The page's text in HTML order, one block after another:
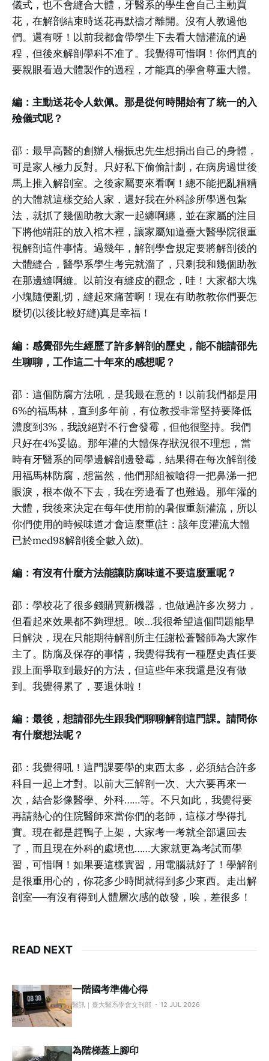
儀式，也不會縫合大體，牙醫系的學生會自己主動買
花，在解剖結束時送花再默禱才離開。沒有人教過他
們。還有呀！以前我都會帶學生下去看大體灌流的過
程，但後來解剖學科不准了。我覺得可惜啊！你們真的
要親眼看過大體製作的過程，才能真的學會尊重大體。
編：主動送花令人欽佩。那是從何時開始有了統一的入
殮儀式呢？
邵：最早高醫的創辦人楊振忠先生想捐出自己的身體，
可是家人極力反對。只好私下偷偷計劃，在病房過世後
馬上推入解剖室。之後家屬要來看啊！總不能把亂糟糟
的大體就這樣交給人家，還好我在外科診所學過包紮
法，就抓了幾個助教大家一起纏啊纏，並在家屬的注目
下將他端莊的放入棺木裡，讓家屬知道臺大醫學院很重
視解剖這件事情。過幾年，解剖學會規定要將解剖後的
大體縫合，醫學系學生考完就溜了，只剩我和幾個助教
在那邊縫啊縫。以前沒有縫皮的觀念，哇！大家都大塊
小塊隨便亂切，縫起來痛苦啊！現在有助教教你們要怎
麼切(以後比較好縫)真是幸福！
編：感覺邵先生經歷了許多解剖的歷史，能不能請邵先
生聊聊，工作這二十年來的感想呢？
邵：這個防腐方法吼，是我最在意的！以前我們都是用
6%的福馬林，直到多年前，有位教授非常堅持要降低
濃度到3%，我說絕對不行會發霉，但他很堅持。我們
只好在4%妥協。那年灌的大體保存狀況很不理想，當
時有牙醫系的同學邊解剖邊發霉，結果得在每次解剖後
用福馬林防腐，想當然，他們那組被嗆得一把鼻涕一把
眼淚，根本做不下去，我在旁邊看了也難過。那年灌的
大體，我後來決定在每年使用前的暑假重新灌流，所以
你們使用的時候味道才會這麼重(註：該年度灌流大體
已於med98解剖後全數入斂)。
編：有沒有什麼方法能讓防腐味道不要這麼重呢？
邵：學校花了很多錢購買新機器，也做過許多次努力，
但看起來效果都不夠理想。唉…我很希望這個問題能早
日解決，現在只能期待解剖所主任謝松蒼醫師為大家作
主了。防腐及保存的事情，我覺得我有一種歷史責任要
跟上面爭取到最好的方法，但這些年來我還是沒有做
到。我覺得累了，要退休啦！
編：最後，想請邵先生跟我們聊聊解剖這門課。請問你
有什麼想法呢？
邵：我覺得吼！這門課要學的東西太多，必須結合許多
科目一起上才對。以前大三解剖一次、大六要再來一
次，結合影像醫學、外科……等。不只如此，我覺得要
再請熱心的住院醫師來當你們的老師，這樣才學得扎
實。現在都是趕鴨子上架，大家考一考就全部還回去
了，而且現在外科的處境也……大家就更為考試而學
習，可惜啊！如果要這樣實習，用電腦就好了！學解剖
是很重用心的，你花多少時間就得到多少東西。走出解
剖室──有沒有得到人體層次感的啟發，唉，差很多！
READ NEXT
一階國考準備心得
醫訊｜臺大醫系學會文刊部 12 JUL 2026
為階梯蓋上腳印